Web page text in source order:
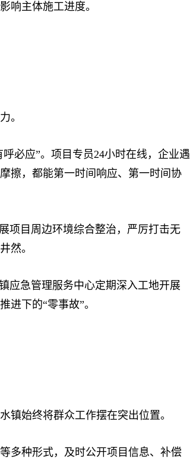
响主体施工进度。
。
必应”。项目专员24小时在线，企业遇
擦，都能第一时间响应、第一时间协
目周边环境综合整治，严厉打击无
然。
急管理服务中心定期深入工地开展
进下的“零事故”。
始终将群众工作摆在突出位置。
种形式，及时公开项目信息、补偿